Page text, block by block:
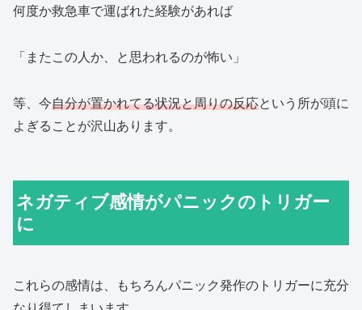
何度か救急車で運ばれた経験があれば
「またこの人か、と思われるのが怖い」
等、今自分が置かれてる状況と周りの反応という所が頭に
よぎることが沢山あります。
ネガティブ感情がパニックのトリガー
に
これらの感情は、もちろんパニック発作のトリガーに充分